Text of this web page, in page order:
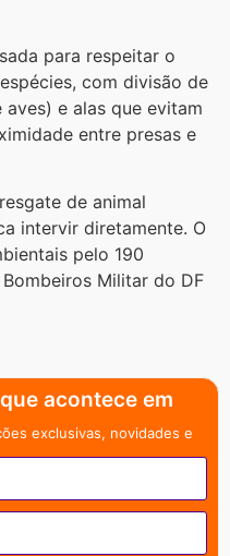
para respeitar o
com divisão de
e alas que evitam
entre presas e
de animal
intervir diretamente. O
pelo 190
Militar do DF
acontece em
exclusivas, novidades e